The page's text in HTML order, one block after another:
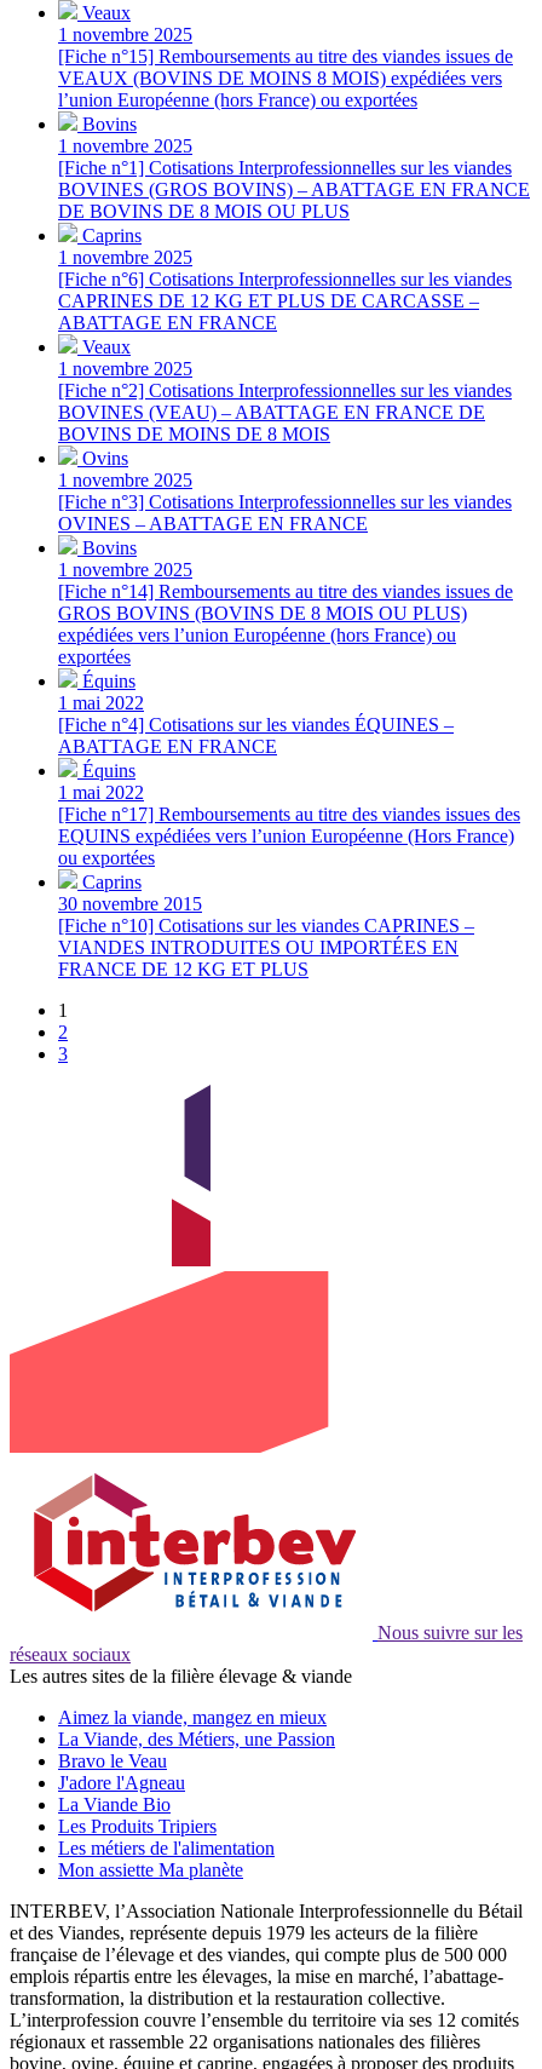
Veaux
1 novembre 2025
[Fiche n°15] Remboursements au titre des viandes issues de
VEAUX (BOVINS DE MOINS 8 MOIS) expédiées vers
l’union Européenne (hors France) ou exportées
Bovins
1 novembre 2025
[Fiche n°1] Cotisations Interprofessionnelles sur les viandes
BOVINES (GROS BOVINS) – ABATTAGE EN FRANCE
DE BOVINS DE 8 MOIS OU PLUS
Caprins
1 novembre 2025
[Fiche n°6] Cotisations Interprofessionnelles sur les viandes
CAPRINES DE 12 KG ET PLUS DE CARCASSE –
ABATTAGE EN FRANCE
Veaux
1 novembre 2025
[Fiche n°2] Cotisations Interprofessionnelles sur les viandes
BOVINES (VEAU) – ABATTAGE EN FRANCE DE
BOVINS DE MOINS DE 8 MOIS
Ovins
1 novembre 2025
[Fiche n°3] Cotisations Interprofessionnelles sur les viandes
OVINES – ABATTAGE EN FRANCE
Bovins
1 novembre 2025
[Fiche n°14] Remboursements au titre des viandes issues de
GROS BOVINS (BOVINS DE 8 MOIS OU PLUS)
expédiées vers l’union Européenne (hors France) ou
exportées
Équins
1 mai 2022
[Fiche n°4] Cotisations sur les viandes ÉQUINES –
ABATTAGE EN FRANCE
Équins
1 mai 2022
[Fiche n°17] Remboursements au titre des viandes issues des
EQUINS expédiées vers l’union Européenne (Hors France)
ou exportées
Caprins
30 novembre 2015
[Fiche n°10] Cotisations sur les viandes CAPRINES –
VIANDES INTRODUITES OU IMPORTÉES EN
FRANCE DE 12 KG ET PLUS
1
2
3
Nous suivre sur les
réseaux sociaux
Les autres sites de la filière élevage & viande
Aimez la viande, mangez en mieux
La Viande, des Métiers, une Passion
Bravo le Veau
J'adore l'Agneau
La Viande Bio
Les Produits Tripiers
Les métiers de l'alimentation
Mon assiette Ma planète
INTERBEV, l’Association Nationale Interprofessionnelle du Bétail
et des Viandes, représente depuis 1979 les acteurs de la filière
française de l’élevage et des viandes, qui compte plus de 500 000
emplois répartis entre les élevages, la mise en marché, l’abattage-
transformation, la distribution et la restauration collective.
L’interprofession couvre l’ensemble du territoire via ses 12 comités
régionaux et rassemble 22 organisations nationales des filières
bovine, ovine, équine et caprine, engagées à proposer des produits